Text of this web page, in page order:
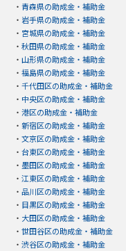
・ 青森県の助成金・補助金
・ 岩手県の助成金・補助金
・ 宮城県の助成金・補助金
・ 秋田県の助成金・補助金
・ 山形県の助成金・補助金
・ 福島県の助成金・補助金
・ 千代田区の助成金・補助金
・ 中央区の助成金・補助金
・ 港区の助成金・補助金
・ 新宿区の助成金・補助金
・ 文京区の助成金・補助金
・ 台東区の助成金・補助金
・ 墨田区の助成金・補助金
・ 江東区の助成金・補助金
・ 品川区の助成金・補助金
・ 目黒区の助成金・補助金
・ 大田区の助成金・補助金
・ 世田谷区の助成金・補助金
・ 渋谷区の助成金・補助金